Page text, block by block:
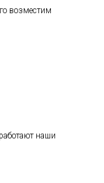
возместим
наши